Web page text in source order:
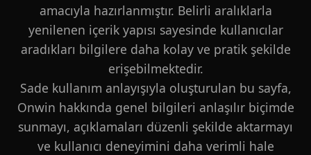
amacıyla hazırlanmıştır. Belirli aralıklarla
yenilenen içerik yapısı sayesinde kullanıcılar
aradıkları bilgilere daha kolay ve pratik şekilde
erişebilmektedir.
Sade kullanım anlayışıyla oluşturulan bu sayfa,
Onwin hakkında genel bilgileri anlaşılır biçimde
sunmayı, açıklamaları düzenli şekilde aktarmayı
ve kullanıcı deneyimini daha verimli hale